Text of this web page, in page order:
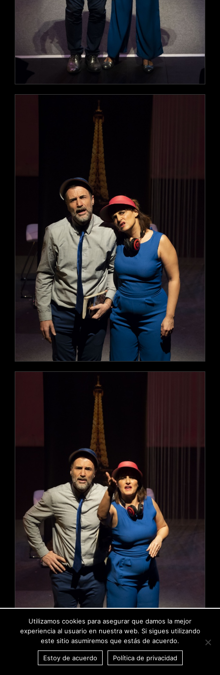
Utilizamos cookies para asegurar que damos la mejor
experiencia al usuario en nuestra web. Si sigues utilizando
este sitio asumiremos que estás de acuerdo.
Estoy de acuerdo Política de privacidad